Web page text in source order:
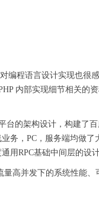
编程语言设计实现也很
内部实现细节相关的
台的架构设计，构建了
务，PC，服务端均做了
用RPC基础中间层的设
高并发下的系统性能